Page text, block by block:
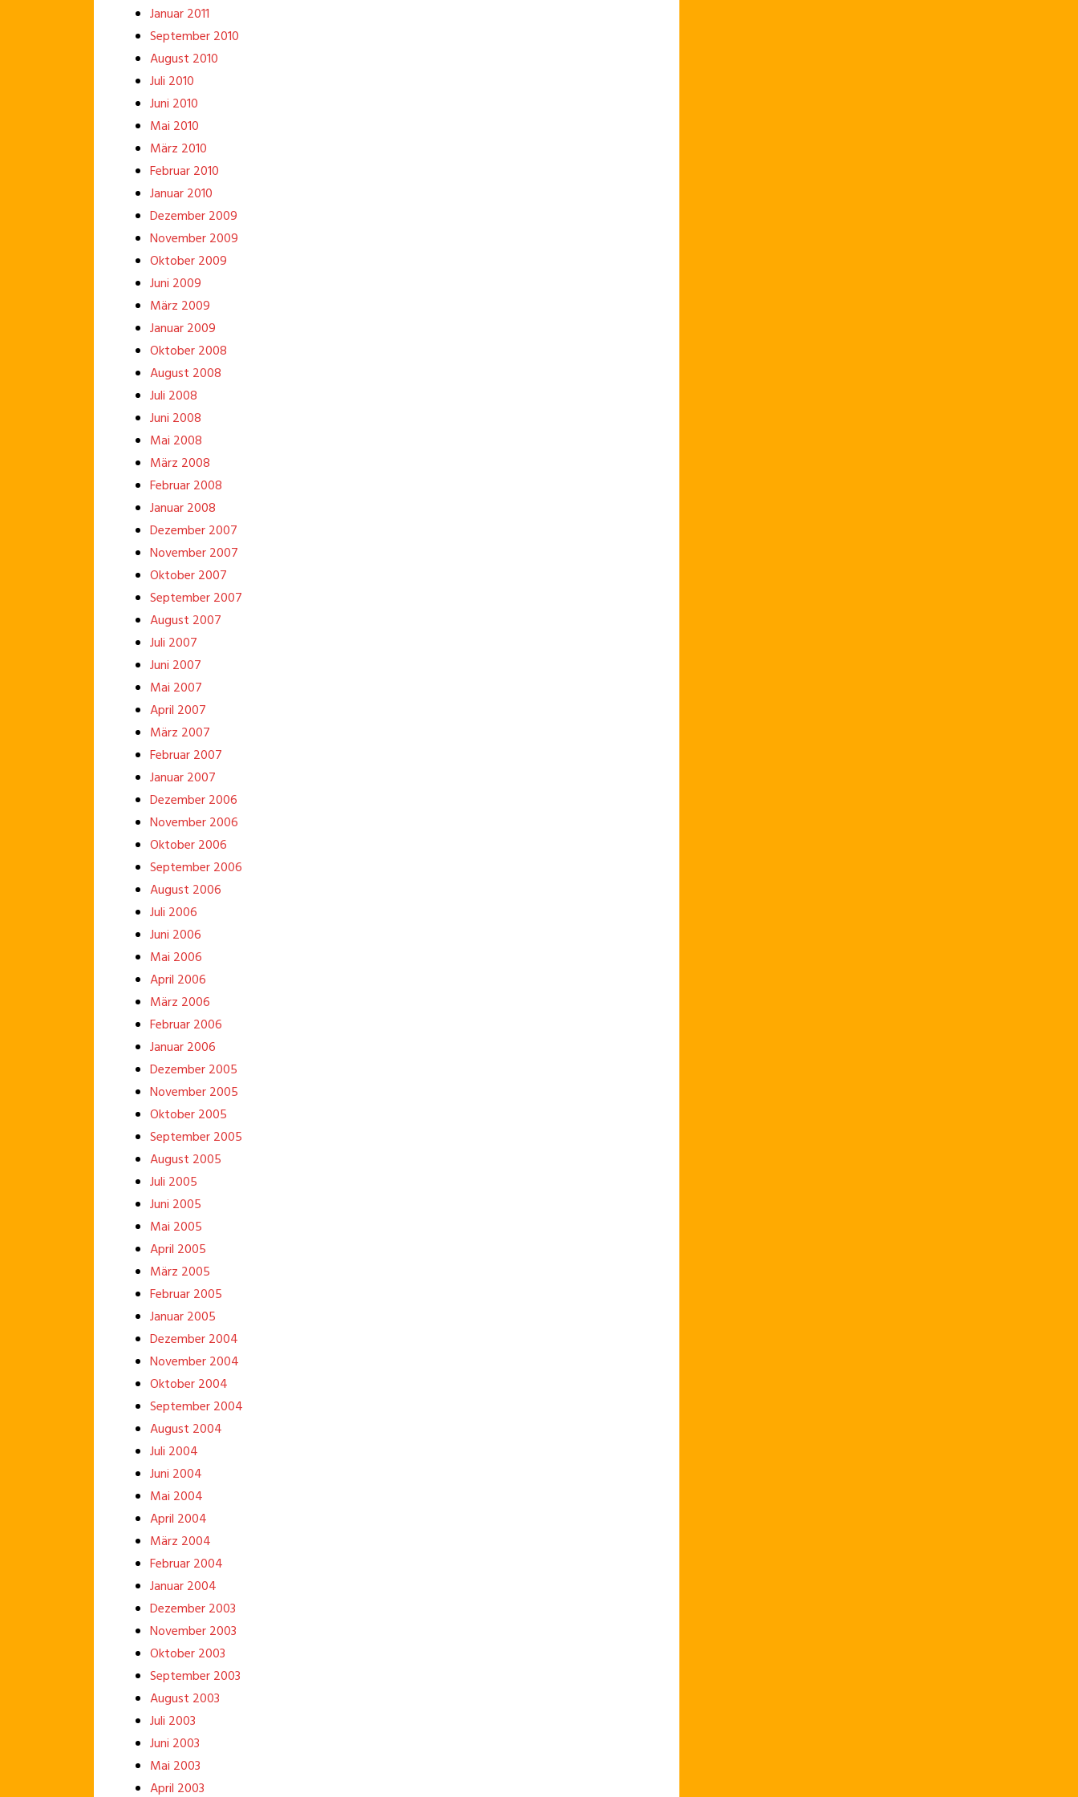
Januar 2011
September 2010
August 2010
Juli 2010
Juni 2010
Mai 2010
März 2010
Februar 2010
Januar 2010
Dezember 2009
November 2009
Oktober 2009
Juni 2009
März 2009
Januar 2009
Oktober 2008
August 2008
Juli 2008
Juni 2008
Mai 2008
März 2008
Februar 2008
Januar 2008
Dezember 2007
November 2007
Oktober 2007
September 2007
August 2007
Juli 2007
Juni 2007
Mai 2007
April 2007
März 2007
Februar 2007
Januar 2007
Dezember 2006
November 2006
Oktober 2006
September 2006
August 2006
Juli 2006
Juni 2006
Mai 2006
April 2006
März 2006
Februar 2006
Januar 2006
Dezember 2005
November 2005
Oktober 2005
September 2005
August 2005
Juli 2005
Juni 2005
Mai 2005
April 2005
März 2005
Februar 2005
Januar 2005
Dezember 2004
November 2004
Oktober 2004
September 2004
August 2004
Juli 2004
Juni 2004
Mai 2004
April 2004
März 2004
Februar 2004
Januar 2004
Dezember 2003
November 2003
Oktober 2003
September 2003
August 2003
Juli 2003
Juni 2003
Mai 2003
April 2003